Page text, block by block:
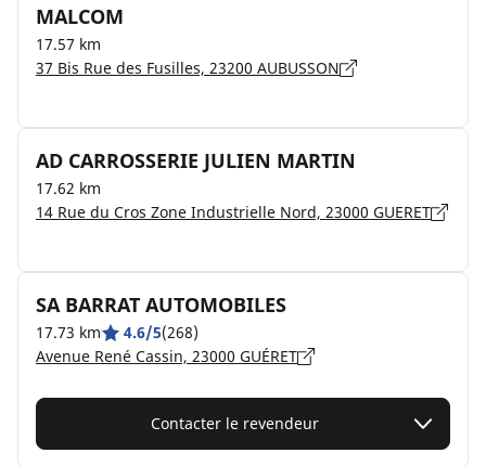
MALCOM
17.57 km
37 Bis Rue des Fusilles, 23200 AUBUSSON
AD CARROSSERIE JULIEN MARTIN
17.62 km
14 Rue du Cros Zone Industrielle Nord, 23000 GUERET
SA BARRAT AUTOMOBILES
17.73 km 4.6/5(268)
Avenue René Cassin, 23000 GUÉRET
Contacter le revendeur